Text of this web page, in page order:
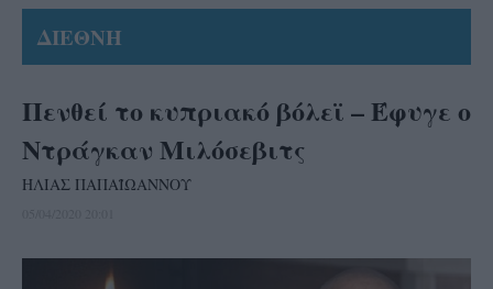
ΔΙΕΘΝΗ
Πενθεί το κυπριακό βόλεϊ – Έφυγε ο
Ντράγκαν Μιλόσεβιτς
ΗΛΙΑΣ ΠΑΠΑΪΩΑΝΝΟΥ